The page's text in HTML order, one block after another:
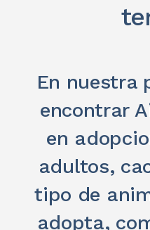
En nuestra
encontrar
en
adultos,
tipo de
adopta,